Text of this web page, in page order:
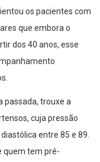
os pacientes com
que embora o
dos 40 anos, esse
passada, trouxe a
cuja pressão
entre 85 e 89.
quem tem pré-